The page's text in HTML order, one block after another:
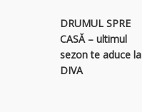
DRUMUL SPRE
CASĂ – ultimul
sezon te aduce la
DIVA